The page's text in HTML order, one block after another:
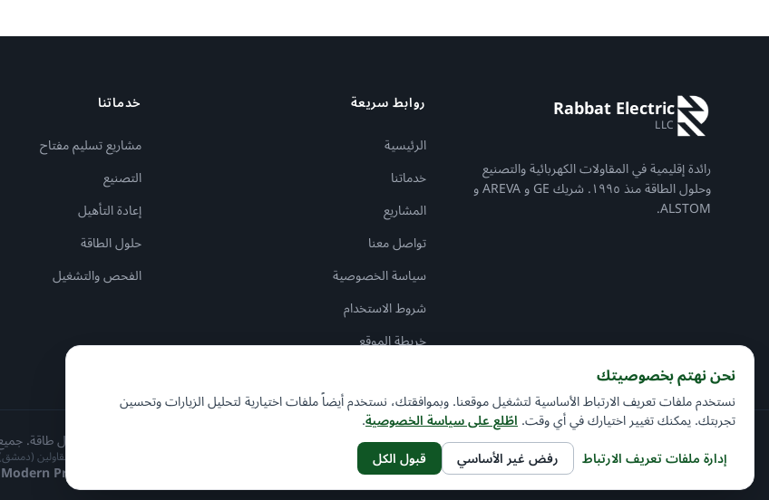
Rabbat Electric
LLC
رائدة إقليمية في المقاولات الكهربائية والتصنيع
وحلول الطاقة منذ ١٩٩٥. شريك GE و AREVA و
ALSTOM.
روابط سريعة
الرئيسية
خدماتنا
المشاريع
تواصل معنا
سياسة الخصوصية
شروط الاستخدام
خريطة الموقع
خدماتنا
مشاريع تسليم مفتاح
التصنيع
إعادة التأهيل
حلول الطاقة
الفحص والتشغيل
حقوق النشر © شركة رباط للكهربائيات ذ.م.م – مقاولات كهربائية وحلول طاقة.
Modern Programming Solutions (MPS)
نحن نهتم بخصوصيتك
نستخدم ملفات تعريف الارتباط الأساسية لتشغيل موقعنا. وبموافقتك، نستخدم أيضاً ملفات اختيارية لتحليل الزيارات وتحسين
تجربتك. يمكنك تغيير اختيارك في أي وقت. اطّلع على سياسة الخصوصية.
إدارة ملفات تعريف الارتباط رفض غير الأساسي قبول الكل